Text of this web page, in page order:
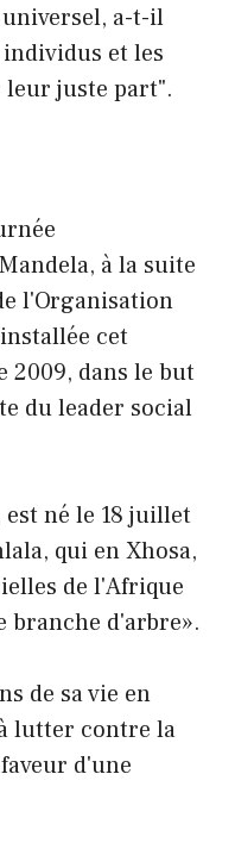
a-t-il
et les
leur juste part".
à la suite
l'Organisation
cet
2009, dans le but
du leader social
est né le 18 juillet
qui en Xhosa,
de l'Afrique
branche d'arbre».
de sa vie en
lutter contre la
d'une